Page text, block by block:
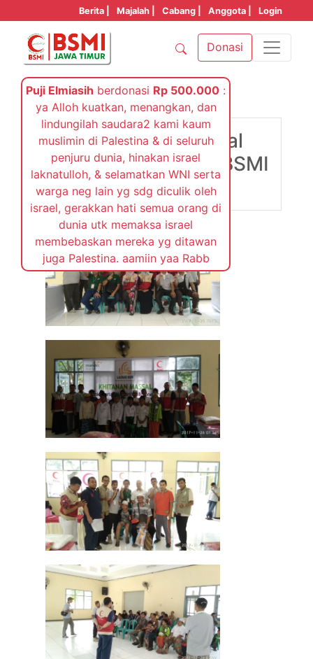
Berita | Majalah | Cabang | Anggota | Login
Donasi
Minggu, 26 November 2017
Sinergi Khitan Massal
Ceria BSM dengan BSMI
Kab Bojonegoro
Puji Elmiasih berdonasi Rp 500.000 :
ya Alloh kuatkan, menangkan, dan
lindungilah saudara2 kami kaum
muslimin di Palestina & di seluruh
penjuru dunia, hinakan israel
laknatulloh, & selamatkan WNI serta
warga neg lain yg sdg diculik oleh
israel, gerakkan hati semua orang di
dunia utk memaksa israel
membebaskan mereka yg ditawan
juga Palestina. aamiin yaa Rabb